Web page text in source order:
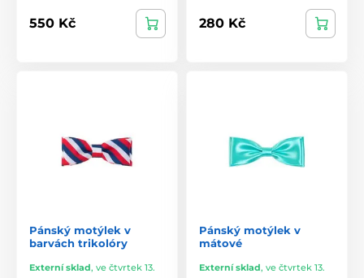
550 Kč 280 Kč
Pánský motýlek v
barvách trikolóry
Externí sklad, ve čtvrtek 13.
Pánský motýlek v
mátové
Externí sklad, ve čtvrtek 13.